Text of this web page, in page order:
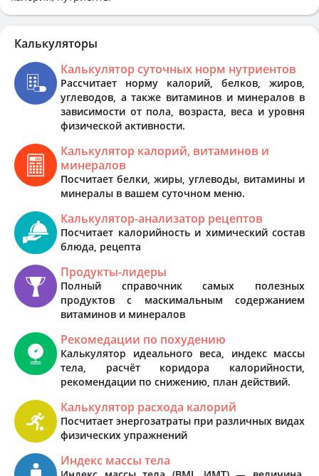
Калькуляторы
Калькулятор суточных норм нутриентов
Рассчитает норму калорий, белков, жиров,
углеводов, а также витаминов и минералов в
зависимости от пола, возраста, веса и уровня
физической активности.
Калькулятор калорий, витаминов и
минералов
Посчитает белки, жиры, углеводы, витамины и
минералы в вашем суточном меню.
Калькулятор-анализатор рецептов
Посчитает калорийность и химический состав
блюда, рецепта
Продукты-лидеры
Полный справочник самых полезных
продуктов с маскимальным содержанием
витаминов и минералов
Рекомедации по похудению
Калькулятор идеального веса, индекс массы
тела, расчёт коридора калорийности,
рекомендации по снижению, план действий.
Калькулятор расхода калорий
Посчитает энергозатраты при различных видах
физических упражнений
Индекс массы тела